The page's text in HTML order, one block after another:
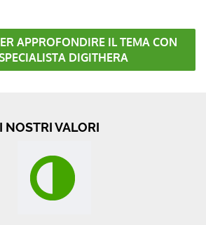
APPROFONDIRE IL TEMA CON
DIGITHERA
I NOSTRI VALORI